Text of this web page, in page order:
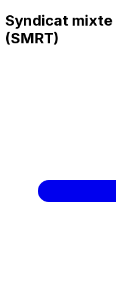
Syndicat mixte
(SMRT)